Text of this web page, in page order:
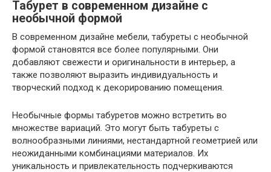
Табурет в современном дизайне с
необычной формой
В современном дизайне мебели, табуреты с необычной
формой становятся все более популярными. Они
добавляют свежести и оригинальности в интерьер, а
также позволяют выразить индивидуальность и
творческий подход к декорированию помещения.
Необычные формы табуретов можно встретить во
множестве вариаций. Это могут быть табуреты с
волнообразными линиями, нестандартной геометрией или
неожиданными комбинациями материалов. Их
уникальность и привлекательность подчеркиваются